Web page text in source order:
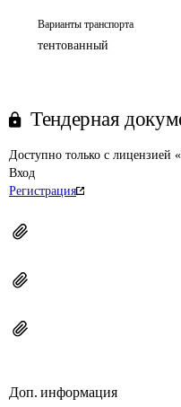
Варианты транспорта
тентованный
Тендерная
Доступно только с лицензией
Вход
Регистрация
Доп. информация